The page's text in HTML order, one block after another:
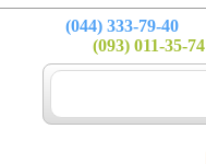
(044) 333-79-40
(093) 011-35-74